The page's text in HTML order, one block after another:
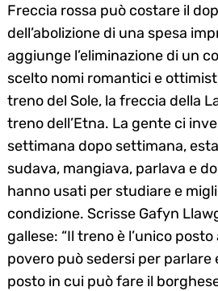
Freccia rossa può costare il
dell’abolizione di una spesa
aggiunge l’eliminazione di un
scelto nomi romantici e
treno del Sole, la freccia della
treno dell’Etna. La gente ci
settimana dopo settimana,
sudava, mangiava, parlava e
hanno usati per studiare e
condizione. Scrisse Gafyn
gallese: “Il treno è l’unico
povero può sedersi per parlare
posto in cui può fare il